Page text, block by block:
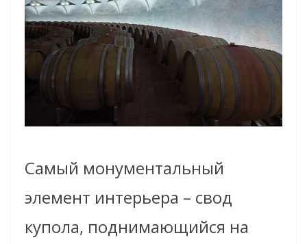
Самый монументальный
элемент интерьера – свод
купола, поднимающийся на